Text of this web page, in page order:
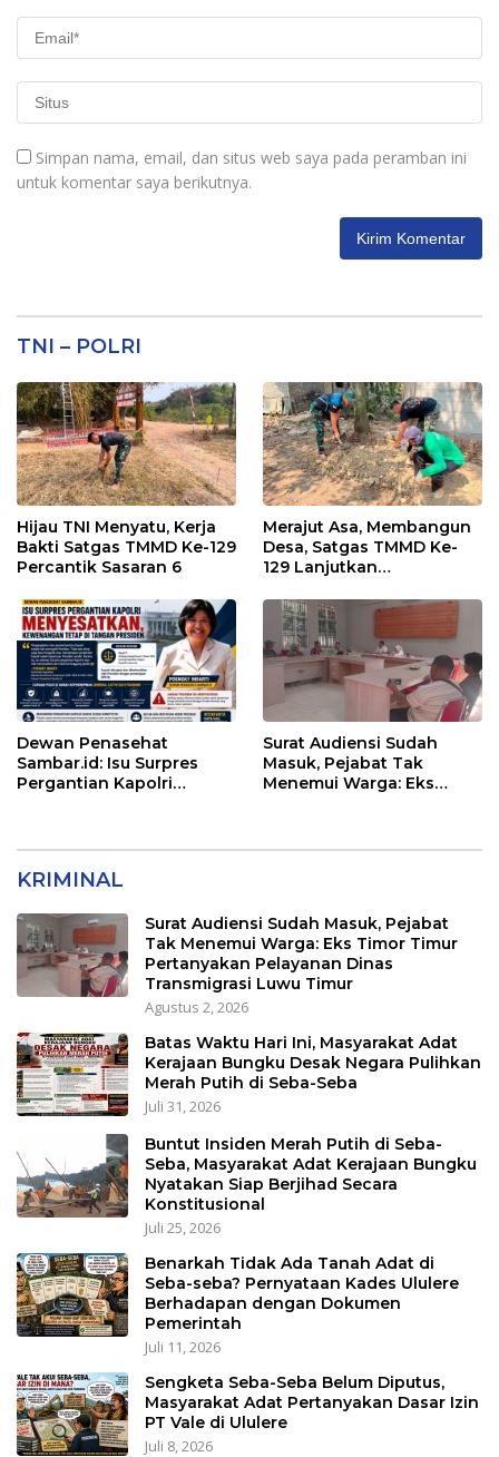
Simpan nama, email, dan situs web saya pada peramban ini
untuk komentar saya berikutnya.
TNI – POLRI
Hijau TNI Menyatu, Kerja
Bakti Satgas TMMD Ke-129
Percantik Sasaran 6
Merajut Asa, Membangun
Desa, Satgas TMMD Ke-
129 Lanjutkan
Dewan Penasehat
Sambar.id: Isu Surpres
Pergantian Kapolri
Surat Audiensi Sudah
Masuk, Pejabat Tak
Menemui Warga: Eks
KRIMINAL
Surat Audiensi Sudah Masuk, Pejabat
Tak Menemui Warga: Eks Timor Timur
Pertanyakan Pelayanan Dinas
Transmigrasi Luwu Timur
Agustus 2, 2026
Batas Waktu Hari Ini, Masyarakat Adat
Kerajaan Bungku Desak Negara Pulihkan
Merah Putih di Seba-Seba
Juli 31, 2026
Buntut Insiden Merah Putih di Seba-
Seba, Masyarakat Adat Kerajaan Bungku
Nyatakan Siap Berjihad Secara
Konstitusional
Juli 25, 2026
Benarkah Tidak Ada Tanah Adat di
Seba-seba? Pernyataan Kades Ululere
Berhadapan dengan Dokumen
Pemerintah
Juli 11, 2026
Sengketa Seba-Seba Belum Diputus,
Masyarakat Adat Pertanyakan Dasar Izin
PT Vale di Ululere
Juli 8, 2026